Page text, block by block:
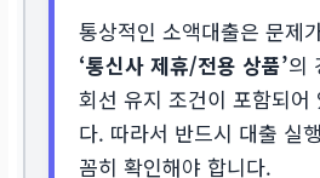
통상적인 소액대출은 문제
‘통신사 제휴/전용 상품’의
회선 유지 조건이 포함되어
다. 따라서 반드시 대출 실
꼼히 확인해야 합니다.